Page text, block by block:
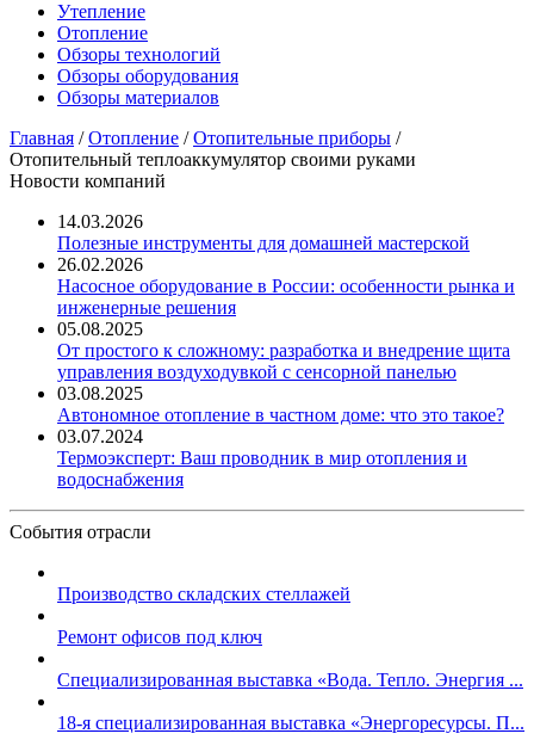
Утепление
Отопление
Обзоры технологий
Обзоры оборудования
Обзоры материалов
Главная /Отопление /Отопительные приборы /
Отопительный теплоаккумулятор своими руками
Новости компаний
14.03.2026
Полезные инструменты для домашней мастерской
26.02.2026
Насосное оборудование в России: особенности рынка и
инженерные решения
05.08.2025
От простого к сложному: разработка и внедрение щита
управления воздуходувкой с сенсорной панелью
03.08.2025
Автономное отопление в частном доме: что это такое?
03.07.2024
Термоэксперт: Ваш проводник в мир отопления и
водоснабжения
События отрасли
Производство складских стеллажей
Ремонт офисов под ключ
Специализированная выставка «Вода. Тепло. Энергия ...
18-я специализированная выставка «Энергоресурсы. П...